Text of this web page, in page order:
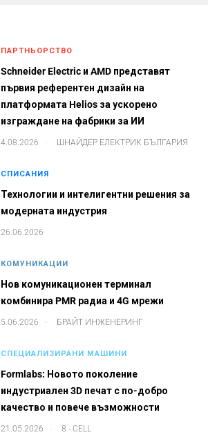
ПАРТНЬОРСТВО
Schneider Electric и AMD представят
първия референтен дизайн на
платформата Helios за ускорено
изграждане на фабрики за ИИ
4.08.2026 . ШНАЙДЕР ЕЛЕКТРИК БЪЛГАРИЯ
СПИСАНИЯ
Технологии и интелигентни решения за
модерната индустрия
26.06.2026
КОМУНИКАЦИИ
Нов комуникационен терминал
комбинира PMR радиа и 4G мрежи
5.06.2026 . БРАЙТ ИНЖЕНЕРИНГ
СПЕЦИАЛИЗИРАНИ МАШИНИ
Formlabs: Новото поколение
индустриален 3D печат с по-добро
качество и повече възможности
21.05.2026 . 8 - CELL